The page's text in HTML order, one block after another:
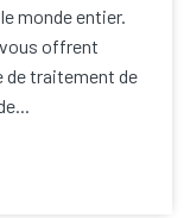
monde entier.
vous offrent
de traitement de